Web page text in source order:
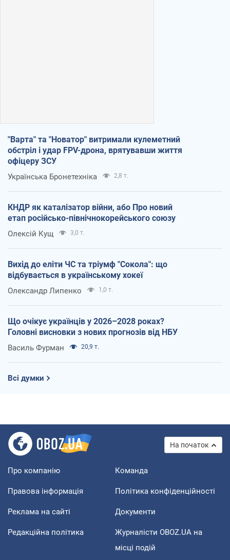
"Варта" та "Новатор" витримали кулеметний
обстріл і удар FPV-дрона, врятувавши життя
офіцеру ЗСУ
Українська Бронетехніка 2,8 т.
КНДР як каталізатор війни, або Про новий
етап російсько-північнокорейського союзу
Олексій Кущ 3,0 т.
Вихід до еліти ЧС та тріумф "Сокола": що
відбувається в українському хокеї
Олександр Липенко 1,0 т.
Що очікує українців у 2026–2028 роках?
Головні висновки з нових прогнозів від НБУ
Василь Фурман 20,9 т.
Всі думки
На початок
Про компанію Команда
Правова інформація Політика конфіденційності
Реклама на сайті Документи
Редакційна політика
Журналісти OBOZ.UA на
місці подій